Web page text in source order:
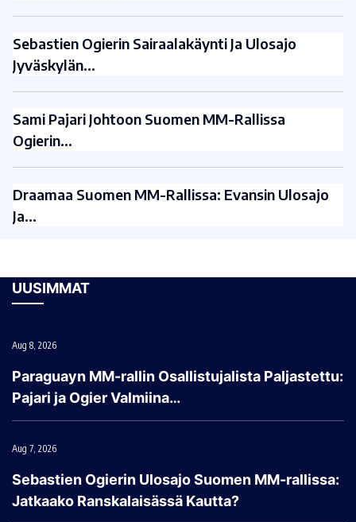
Sebastien Ogierin Sairaalakäynti Ja Ulosajo
Jyväskylän…
Sami Pajari Johtoon Suomen MM-Rallissa
Ogierin…
Draamaa Suomen MM-Rallissa: Evansin Ulosajo
Ja…
UUSIMMAT
Aug 8, 2026
Paraguayn MM-rallin Osallistujalista Paljastettu:
Pajari ja Ogier Valmiina…
Aug 7, 2026
Sebastien Ogierin Ulosajo Suomen MM-rallissa:
Jatkaako Ranskalaisässä Kautta?